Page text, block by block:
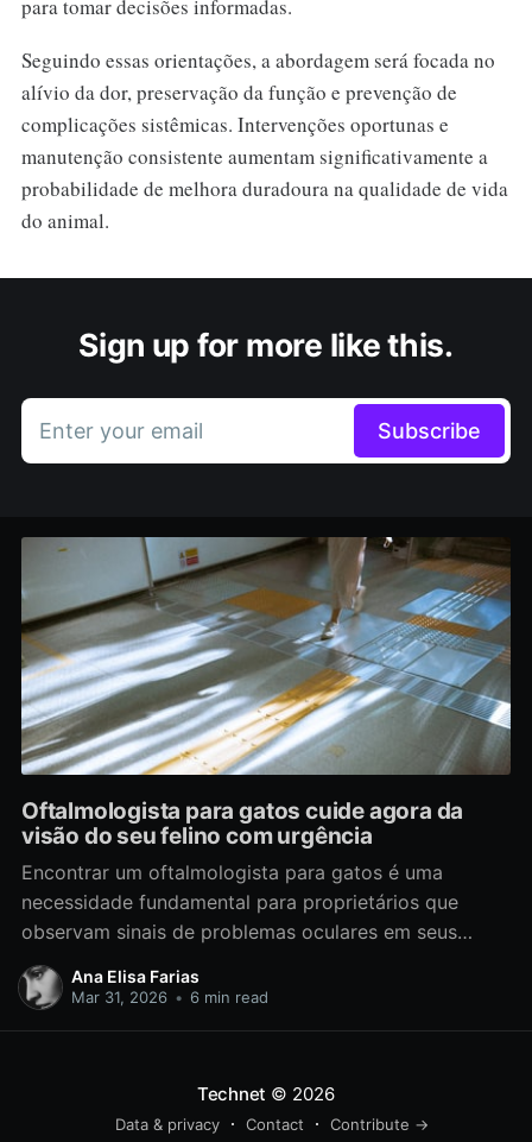
para tomar decisões informadas.
Seguindo essas orientações, a abordagem será focada no
alívio da dor, preservação da função e prevenção de
complicações sistêmicas. Intervenções oportunas e
manutenção consistente aumentam significativamente a
probabilidade de melhora duradoura na qualidade de vida
do animal.
Sign up for more like this.
Enter your email Subscribe
Oftalmologista para gatos cuide agora da
visão do seu felino com urgência
Encontrar um oftalmologista para gatos é uma
necessidade fundamental para proprietários que
observam sinais de problemas oculares em seus
felinos ou buscam prevenir doenças que podem
comprometer a visão e a qualidade de vida do
Ana Elisa Farias
Mar 31, 2026 • 6 min read
Technet © 2026
Data & privacy Contact Contribute →